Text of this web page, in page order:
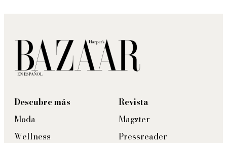
Descubre más
Moda
Wellness
Revista
Magzter
Pressreader